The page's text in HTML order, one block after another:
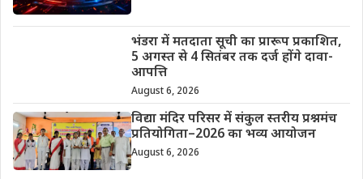
भंडरा में मतदाता सूची का प्रारूप प्रकाशित,
5 अगस्त से 4 सितंबर तक दर्ज होंगे दावा-
आपत्ति
August 6, 2026
विद्या मंदिर परिसर में संकुल स्तरीय प्रश्नमंच
प्रतियोगिता–2026 का भव्य आयोजन
August 6, 2026